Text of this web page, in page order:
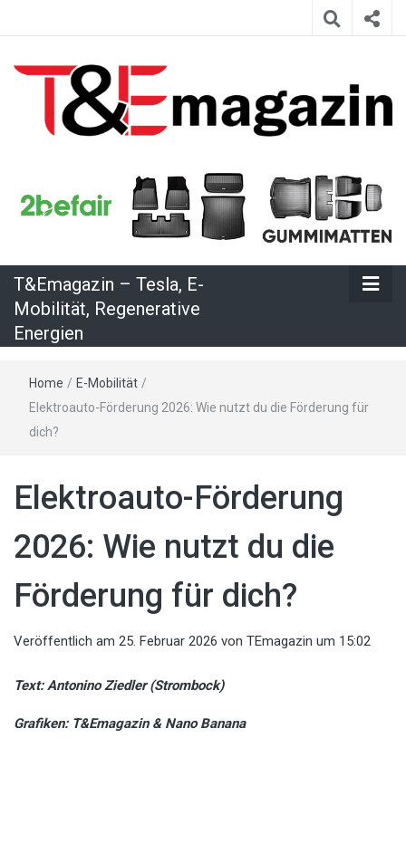
T&Emagazin
– Tesla, E-
Mobilität,
T&Emagazin – Tesla, E-
Mobilität, Regenerative
Energien
Home / E-Mobilität /
Elektroauto-Förderung 2026: Wie nutzt du die Förderung für
dich?
Elektroauto-Förderung
2026: Wie nutzt du die
Förderung für dich?
Veröffentlich am 25. Februar 2026 von TEmagazin um 15:02
Text: Antonino Ziedler (Strombock)
Grafiken: T&Emagazin & Nano Banana